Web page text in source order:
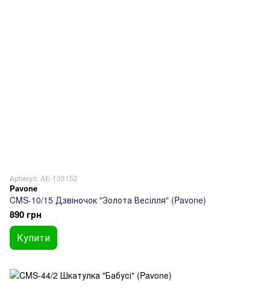
Артикул: AE-103152
Pavone
CMS-10/15 Дзвіночок "Золота Весілля" (Pavone)
890 грн
Купити